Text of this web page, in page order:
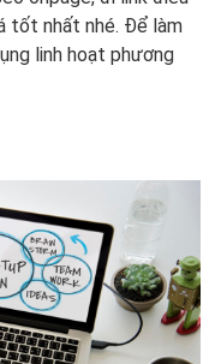
tốt nhất nhé. Để làm
linh hoạt phương